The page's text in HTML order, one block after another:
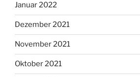
Januar 2022
Dezember 2021
November 2021
Oktober 2021